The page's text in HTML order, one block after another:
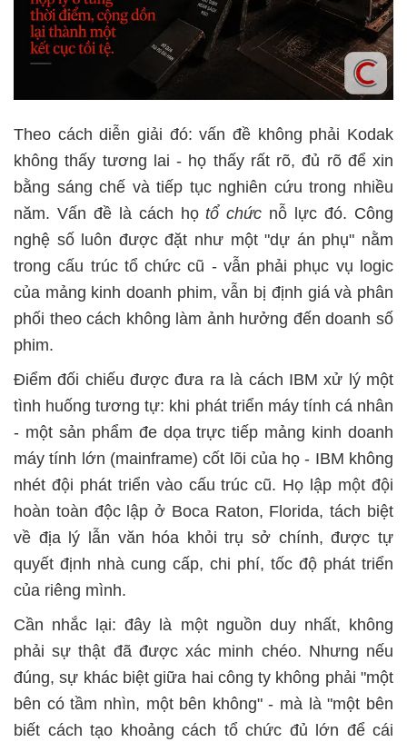
Theo cách diễn giải đó: vấn đề không phải Kodak
không thấy tương lai - họ thấy rất rõ, đủ rõ để xin
bằng sáng chế và tiếp tục nghiên cứu trong nhiều
năm. Vấn đề là cách họtổ chức nỗ lực đó. Công
nghệ số luôn được đặt như một "dự án phụ" nằm
trong cấu trúc tổ chức cũ - vẫn phải phục vụ logic
của mảng kinh doanh phim, vẫn bị định giá và phân
phối theo cách không làm ảnh hưởng đến doanh số
phim.
Điểm đối chiếu được đưa ra là cách IBM xử lý một
tình huống tương tự: khi phát triển máy tính cá nhân
- một sản phẩm đe dọa trực tiếp mảng kinh doanh
máy tính lớn (mainframe) cốt lõi của họ - IBM không
nhét đội phát triển vào cấu trúc cũ. Họ lập một đội
hoàn toàn độc lập ở Boca Raton, Florida, tách biệt
về địa lý lẫn văn hóa khỏi trụ sở chính, được tự
quyết định nhà cung cấp, chi phí, tốc độ phát triển
của riêng mình.
Cần nhắc lại: đây là một nguồn duy nhất, không
phải sự thật đã được xác minh chéo. Nhưng nếu
đúng, sự khác biệt giữa hai công ty không phải "một
bên có tầm nhìn, một bên không" - mà là "một bên
biết cách tạo khoảng cách tổ chức đủ lớn để cái